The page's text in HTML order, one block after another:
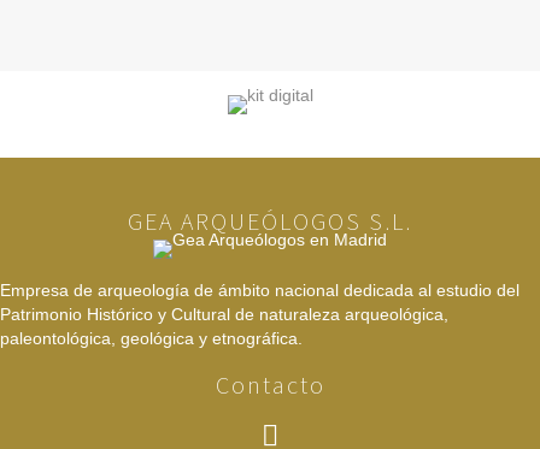
GEA ARQUEÓLOGOS S.L.
Empresa de arqueología de ámbito nacional dedicada al estudio del
Patrimonio Histórico y Cultural de naturaleza arqueológica,
paleontológica, geológica y etnográfica.
Contacto